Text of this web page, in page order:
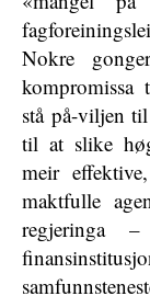
Nokre
kompromissa
stå på-viljen
til at slike
meir
maktfulle
regjeringa